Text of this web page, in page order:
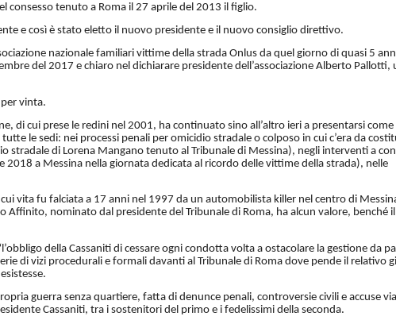
consesso tenuto a Roma il 27 aprile del 2013 il figlio.
e così è stato eletto il nuovo presidente e il nuovo consiglio direttivo.
nazionale familiari vittime della strada Onlus da quel giorno di quasi 5
del 2017 e chiaro nel dichiarare presidente dell’associazione Alberto Pallotti,
vinta.
di cui prese le redini nel 2001, ha continuato sino all’altro ieri a presentarsi come
le sedi: nei processi penali per omicidio stradale o colposo in cui c’era da
stradale di Lorena Mangano tenuto al Tribunale di Messina), negli interventi a
a Messina nella giornata dedicata al ricordo delle vittime della strada), nelle
vita fu falciata a 17 anni nel 1997 da un automobilista killer nel centro di
Affinito, nominato dal presidente del Tribunale di Roma, ha alcun valore, benché
della Cassaniti di cessare ogni condotta volta a ostacolare la gestione da
di vizi procedurali e formali davanti al Tribunale di Roma dove pende il relativo
guerra senza quartiere, fatta di denunce penali, controversie civili e accuse via
Cassaniti, tra i sostenitori del primo e i fedelissimi della seconda.